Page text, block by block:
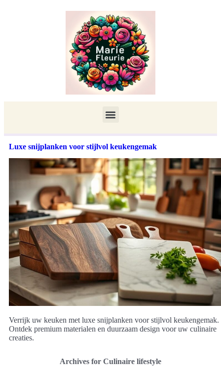
Luxe snijplanken voor stijlvol keukengemak
Verrijk uw keuken met luxe snijplanken voor stijlvol keukengemak.
Ontdek premium materialen en duurzaam design voor uw culinaire
creaties.
Archives for Culinaire lifestyle